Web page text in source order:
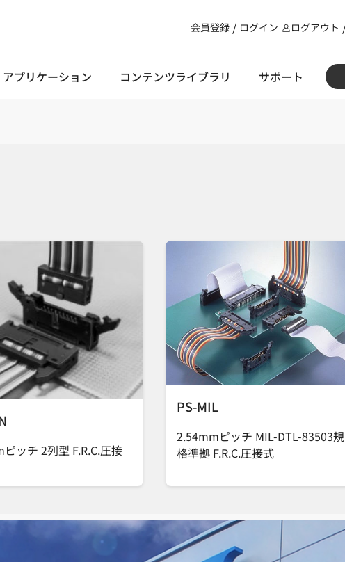
会員登録 ログイン ログアウト
プリケーション コンテンツライブラリ サポート
ッチ 2列型 F.R.C.圧接
PS-MIL
2.54mmピッチ MIL-DTL-83503規
格準拠 F.R.C.圧接式